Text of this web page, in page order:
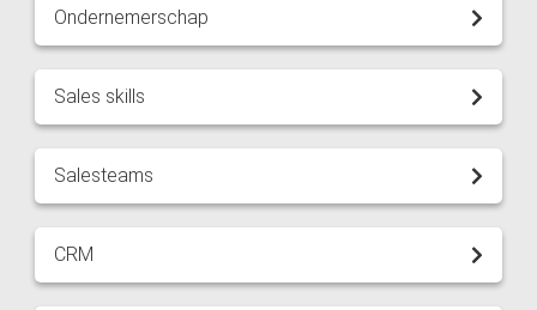
Ondernemerschap
Sales skills
Salesteams
CRM